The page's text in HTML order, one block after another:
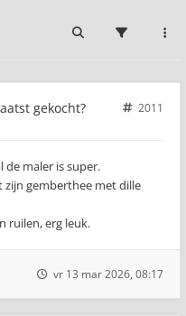
gekocht?
2011
de maler is super.
zijn gemberthee met dille
ruilen, erg leuk.
vr 13 mar 2026, 08:17